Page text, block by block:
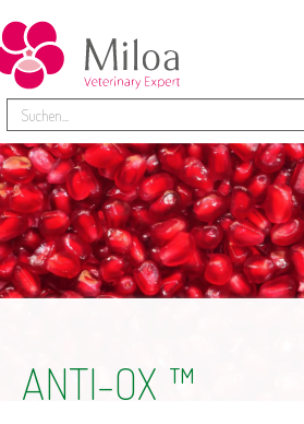
ANTI-OX TM